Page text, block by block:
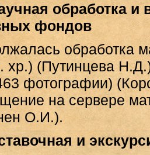
обработка
фондов
обработка
хр.) (Путинцева
фотографии)
на сервере
О.И.).
и